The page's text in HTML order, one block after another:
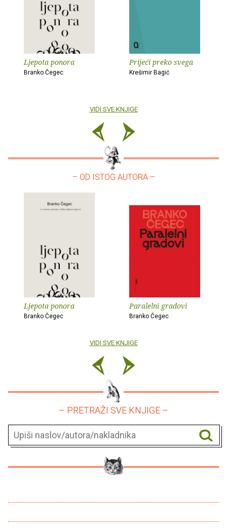
Ljepota ponora
Branko Čegec
Prijeći preko svega
Krešimir Bagić
VIDI SVE KNJIGE
– OD ISTOG AUTORA –
Ljepota ponora
Branko Čegec
Paralelni gradovi
Branko Čegec
VIDI SVE KNJIGE
– PRETRAŽI SVE KNJIGE –